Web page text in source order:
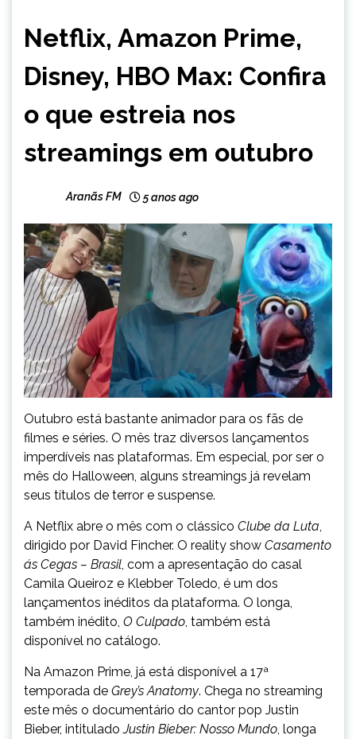
Netflix, Amazon Prime,
Disney, HBO Max: Confira
o que estreia nos
streamings em outubro
Aranãs FM 5 anos ago
Outubro está bastante animador para os fãs de
filmes e séries. O mês traz diversos lançamentos
imperdíveis nas plataformas. Em especial, por ser o
mês do Halloween, alguns streamings já revelam
seus títulos de terror e suspense.
A Netflix abre o mês com o clássico Clube da Luta
dirigido por David Fincher. O reality show Casamento
ás Cegas – Brasil , com a apresentação do casal
Camila Queiroz e Klebber Toledo, é um dos
lançamentos inéditos da plataforma. O longa,
também inédito, O Culpado , também está
disponível no catálogo.
Na Amazon Prime, já está disponível a 17ª
temporada de Grey’s Anatomy. Chega no streaming
este mês o documentário do cantor pop Justin
Bieber, intituladoJustin Bieber: Nosso Mundo , longa